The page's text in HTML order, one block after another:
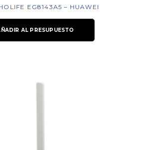
EG8143A5 – HUAWEI
AL PRESUPUESTO